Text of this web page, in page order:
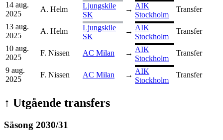
14 aug.
2025
A. Helm
Ljungskile
SK
→ AIK
Stockholm
Transfer
13 aug.
2025
A. Helm
Ljungskile
SK
→ AIK
Stockholm
Transfer
10 aug.
2025
F. Nissen AC Milan → AIK
Stockholm
Transfer
9 aug.
2025
F. Nissen AC Milan → AIK
Stockholm
Transfer
↑ Utgående transfers
Säsong 2030/31